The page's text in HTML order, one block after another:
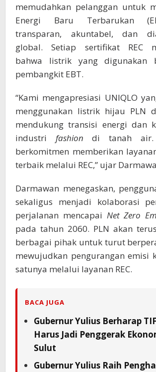
memudahkan pelanggan untuk
Energi Baru Terbarukan
transparan, akuntabel, dan
global. Setiap sertifikat REC
bahwa listrik yang digunakan
pembangkit EBT.
“Kami mengapresiasi UNIQLO
menggunakan listrik hijau PLN
mendukung transisi energi dan
industri fashion di tanah air.
berkomitmen memberikan
terbaik melalui REC,” ujar
Darmawan menegaskan,
sekaligus menjadi kolaborasi
perjalanan mencapai Net Zero
pada tahun 2060. PLN akan
berbagai pihak untuk turut
mewujudkan pengurangan emisi
satunya melalui layanan REC.
BACA JUGA
Gubernur Yulius Berharap
Harus Jadi Penggerak
Sulut
Gubernur Yulius Raih